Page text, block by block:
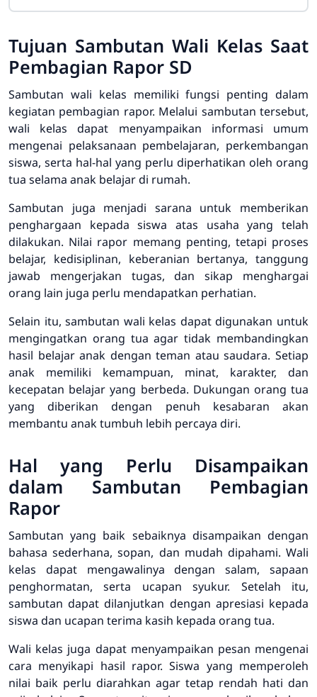
Tujuan Sambutan Wali Kelas Saat
Pembagian Rapor SD
Sambutan wali kelas memiliki fungsi penting dalam
kegiatan pembagian rapor. Melalui sambutan tersebut,
wali kelas dapat menyampaikan informasi umum
mengenai pelaksanaan pembelajaran, perkembangan
siswa, serta hal-hal yang perlu diperhatikan oleh orang
tua selama anak belajar di rumah.
Sambutan juga menjadi sarana untuk memberikan
penghargaan kepada siswa atas usaha yang telah
dilakukan. Nilai rapor memang penting, tetapi proses
belajar, kedisiplinan, keberanian bertanya, tanggung
jawab mengerjakan tugas, dan sikap menghargai
orang lain juga perlu mendapatkan perhatian.
Selain itu, sambutan wali kelas dapat digunakan untuk
mengingatkan orang tua agar tidak membandingkan
hasil belajar anak dengan teman atau saudara. Setiap
anak memiliki kemampuan, minat, karakter, dan
kecepatan belajar yang berbeda. Dukungan orang tua
yang diberikan dengan penuh kesabaran akan
membantu anak tumbuh lebih percaya diri.
Hal yang Perlu Disampaikan
dalam Sambutan Pembagian
Rapor
Sambutan yang baik sebaiknya disampaikan dengan
bahasa sederhana, sopan, dan mudah dipahami. Wali
kelas dapat mengawalinya dengan salam, sapaan
penghormatan, serta ucapan syukur. Setelah itu,
sambutan dapat dilanjutkan dengan apresiasi kepada
siswa dan ucapan terima kasih kepada orang tua.
Wali kelas juga dapat menyampaikan pesan mengenai
cara menyikapi hasil rapor. Siswa yang memperoleh
nilai baik perlu diarahkan agar tetap rendah hati dan